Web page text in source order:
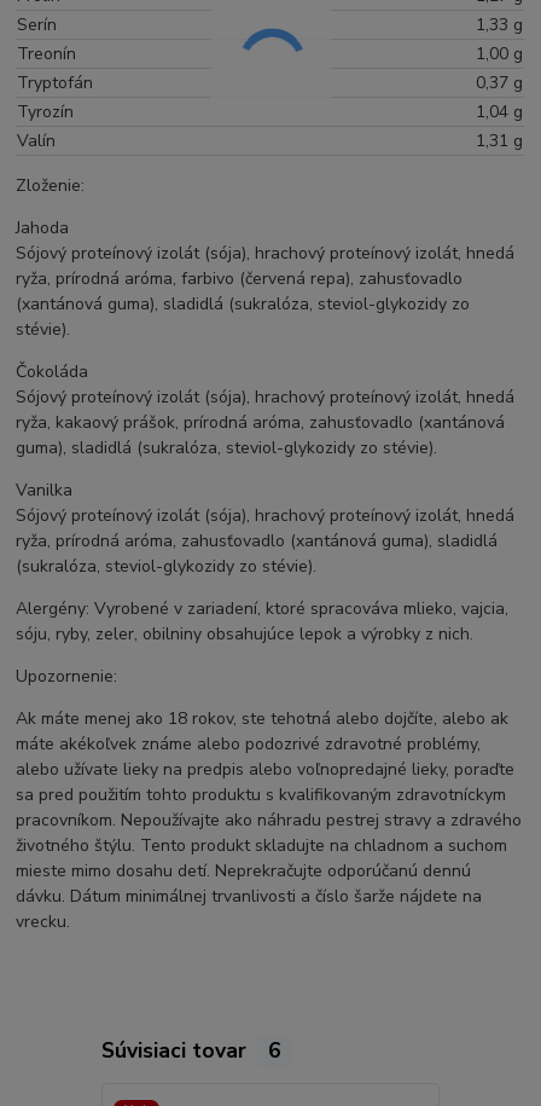
Serín
1,33 g
Treonín
1,00 g
Tryptofán
0,37 g
Tyrozín
1,04 g
Valín
1,31 g
Zloženie:
Jahoda
Sójový proteínový izolát (sója), hrachový proteínový izolát, hnedá
ryža, prírodná aróma, farbivo (červená repa), zahusťovadlo
(xantánová guma), sladidlá (sukralóza, steviol-glykozidy zo
stévie).
Čokoláda
Sójový proteínový izolát (sója), hrachový proteínový izolát, hnedá
ryža, kakaový prášok, prírodná aróma, zahusťovadlo (xantánová
guma), sladidlá (sukralóza, steviol-glykozidy zo stévie).
Vanilka
Sójový proteínový izolát (sója), hrachový proteínový izolát, hnedá
ryža, prírodná aróma, zahusťovadlo (xantánová guma), sladidlá
(sukralóza, steviol-glykozidy zo stévie).
Alergény: Vyrobené v zariadení, ktoré spracováva mlieko, vajcia,
sóju, ryby, zeler, obilniny obsahujúce lepok a výrobky z nich.
Upozornenie:
Ak máte menej ako 18 rokov, ste tehotná alebo dojčíte, alebo ak
máte akékoľvek známe alebo podozrivé zdravotné problémy,
alebo užívate lieky na predpis alebo voľnopredajné lieky, poraďte
sa pred použitím tohto produktu s kvalifikovaným zdravotníckym
pracovníkom. Nepoužívajte ako náhradu pestrej stravy a zdravého
životného štýlu. Tento produkt skladujte na chladnom a suchom
mieste mimo dosahu detí. Neprekračujte odporúčanú dennú
dávku. Dátum minimálnej trvanlivosti a číslo šarže nájdete na
vrecku.
Súvisiaci tovar 6